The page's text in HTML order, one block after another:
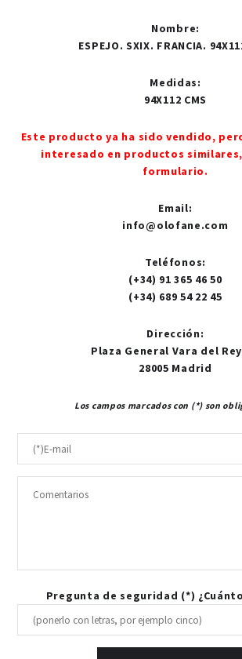
Nombre:
ESPEJO. SXIX. FRANCIA.
Medidas:
94X112 CMS
Este producto ya ha sido vendido,
interesado en productos
formulario.
Email:
info@olofane.com
Teléfonos:
(+34) 91 365 46 50
(+34) 689 54 22 45
Dirección:
Plaza General Vara del
28005 Madrid
Los campos marcados con (*) son
Pregunta de seguridad (*)